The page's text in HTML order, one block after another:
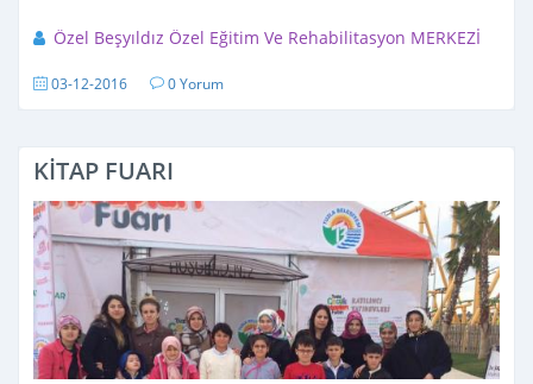
Özel Beşyıldız Özel Eğitim Ve Rehabilitasyon MERKEZİ
03-12-2016 0 Yorum
KİTAP FUARI